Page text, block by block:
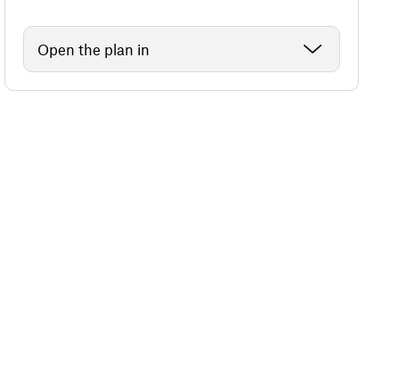
Open the plan in